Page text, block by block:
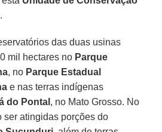
das duas usinas
mil hectares no Parque
, no Parque Estadual
e nas terras indígenas
do Pontal , no Mato Grosso. No
ser atingidas porções do